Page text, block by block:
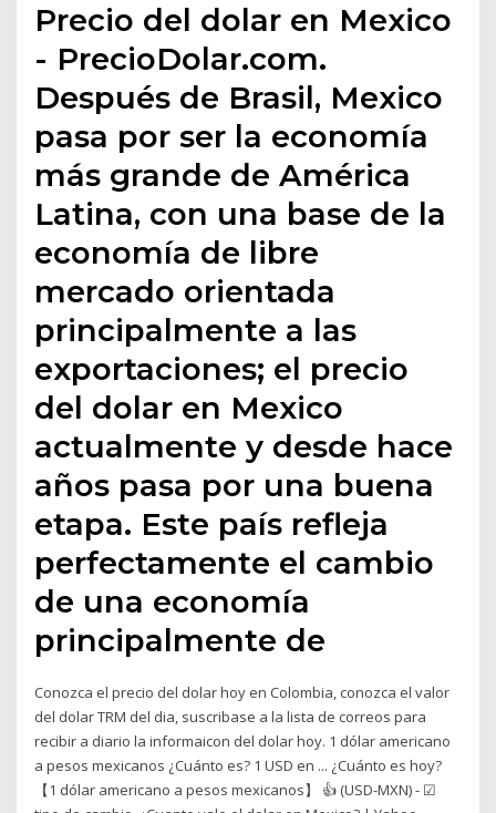
Precio del dolar en Mexico
- PrecioDolar.com.
Después de Brasil, Mexico
pasa por ser la economía
más grande de América
Latina, con una base de la
economía de libre
mercado orientada
principalmente a las
exportaciones; el precio
del dolar en Mexico
actualmente y desde hace
años pasa por una buena
etapa. Este país refleja
perfectamente el cambio
de una economía
principalmente de
Conozca el precio del dolar hoy en Colombia, conozca el valor
del dolar TRM del dia, suscribase a la lista de correos para
recibir a diario la informaicon del dolar hoy. 1 dólar americano
a pesos mexicanos ¿Cuánto es? 1 USD en ... ¿Cuánto es hoy?
【1 dólar americano a pesos mexicanos】 👍 (USD-MXN) - ☑